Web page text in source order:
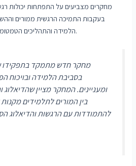
מחקרים מצביעים על התפתחות יכולות
בעקבות התמיכה הרגשית ממורים
הלמידה והתהליכים הטמטומיים של התלמידים בבית הספר.
מחקר חדש מתמקד בתפקידו
בסביבת הלמידה ובויכוח
ומעניינים. המחקר מציין
בין המורים לתלמידים מקנות
להתמודדות עם הרגשות והדיאלוג